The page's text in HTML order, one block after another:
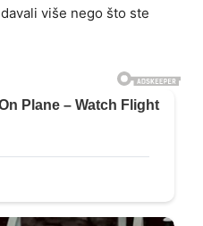
više nego što ste